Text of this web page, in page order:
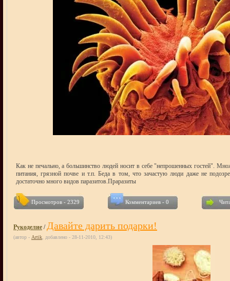
Как не печально, а большинство людей носит в себе "непрошенных гостей".
питания, грязной почве и т.п. Беда в том, что зачастую люди даже не
достаточно много видов паразитов.Праразиты
Просмотров - 2329 Комментариев - 0
Рукоделие / Давайте дарить подарки!
(автор - Artik , добавлено - 28-11-2010, 12:43)